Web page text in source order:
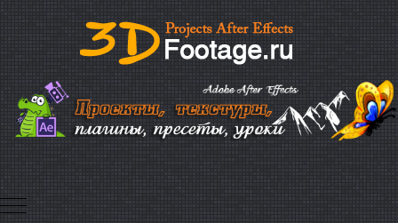
Mobile Menu Toggle